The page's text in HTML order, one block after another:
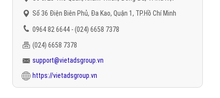
CÔNG TY CỔ PHẦN TRỰC TUYẾN VIỆT ADS
Số 6/25 Thổ Quan, Khâm Thiên, Đống Đa, TP.Hà Nội
Số 36 Điện Biên Phủ, Đa Kao, Quận 1, TP.Hồ Chí Minh
0964 82 6644 - (024) 6658 7378
(024) 6658 7378